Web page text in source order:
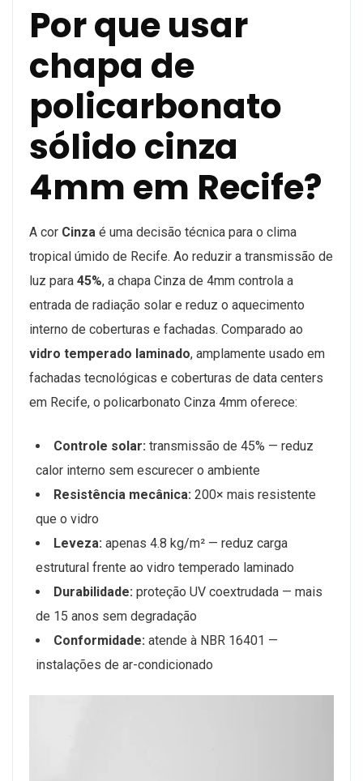
Por que usar
chapa de
policarbonato
sólido cinza
4mm em Recife?
A cor Cinza é uma decisão técnica para o clima
tropical úmido de Recife. Ao reduzir a transmissão de
luz para 45%, a chapa Cinza de 4mm controla a
entrada de radiação solar e reduz o aquecimento
interno de coberturas e fachadas. Comparado ao
vidro temperado laminado, amplamente usado em
fachadas tecnológicas e coberturas de data centers
em Recife, o policarbonato Cinza 4mm oferece:
Controle solar: transmissão de 45% — reduz
calor interno sem escurecer o ambiente
Resistência mecânica: 200× mais resistente
que o vidro
Leveza: apenas 4.8 kg/m² — reduz carga
estrutural frente ao vidro temperado laminado
Durabilidade: proteção UV coextrudada — mais
de 15 anos sem degradação
Conformidade: atende à NBR 16401 —
instalações de ar-condicionado